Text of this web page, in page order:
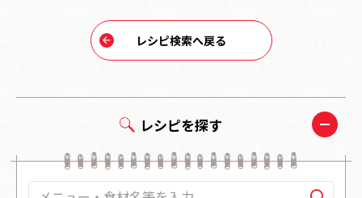
レシピを探す
レシピ検索へ戻る